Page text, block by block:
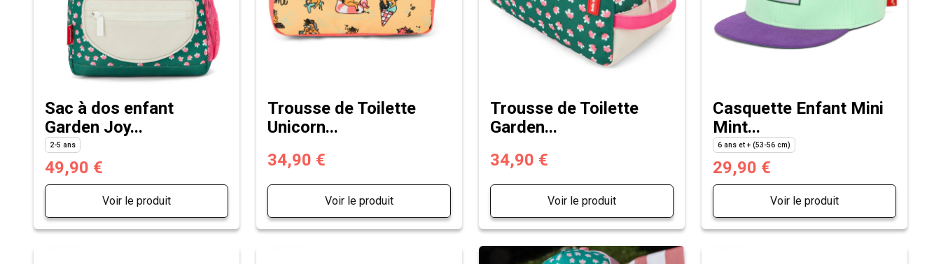
Sac à dos enfant
Garden Joy...
2-5 ans
49,90 €
Voir le produit
Trousse de Toilette
Unicorn...
34,90 €
Voir le produit
Trousse de Toilette
Garden...
34,90 €
Voir le produit
Casquette Enfant Mini
Mint...
6 ans et + (53-56 cm)
29,90 €
Voir le produit